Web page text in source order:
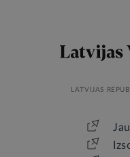
LATVIJAS